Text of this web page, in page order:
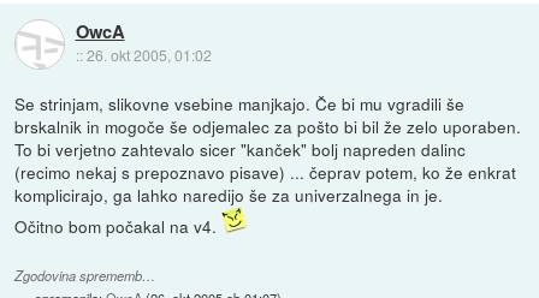
OwcA
::26. okt 2005, 01:02
Se strinjam, slikovne vsebine manjkajo. Če bi mu vgradili še
brskalnik in mogoče še odjemalec za pošto bi bil že zelo uporaben.
To bi verjetno zahtevalo sicer "kanček" bolj napreden dalinc
(recimo nekaj s prepoznavo pisave) ... čeprav potem, ko že enkrat
komplicirajo, ga lahko naredijo še za univerzalnega in je.
Očitno bom počakal na v4.
Zgodovina sprememb…